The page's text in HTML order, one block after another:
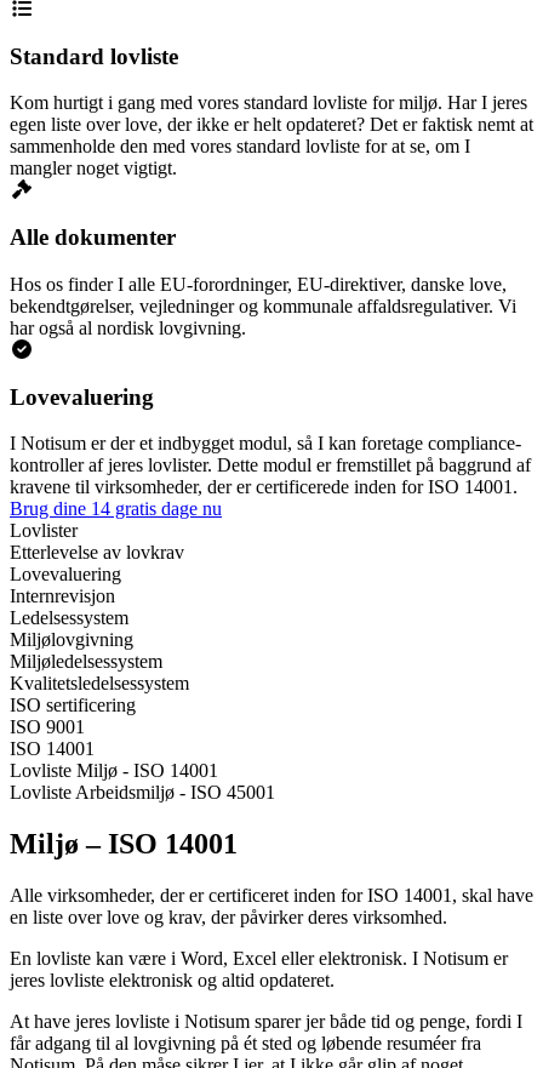
Standard lovliste
Kom hurtigt i gang med vores standard lovliste for miljø. Har I jeres
egen liste over love, der ikke er helt opdateret? Det er faktisk nemt at
sammenholde den med vores standard lovliste for at se, om I
mangler noget vigtigt.
Alle dokumenter
Hos os finder I alle EU-forordninger, EU-direktiver, danske love,
bekendtgørelser, vejledninger og kommunale affaldsregulativer. Vi
har også al nordisk lovgivning.
Lovevaluering
I Notisum er der et indbygget modul, så I kan foretage compliance-
kontroller af jeres lovlister. Dette modul er fremstillet på baggrund af
kravene til virksomheder, der er certificerede inden for ISO 14001.
Brug dine 14 gratis dage nu
Lovlister
Etterlevelse av lovkrav
Lovevaluering
Internrevisjon
Ledelsessystem
Miljølovgivning
Miljøledelsessystem
Kvalitetsledelsessystem
ISO sertificering
ISO 9001
ISO 14001
Lovliste Miljø - ISO 14001
Lovliste Arbeidsmiljø - ISO 45001
Miljø – ISO 14001
Alle virksomheder, der er certificeret inden for ISO 14001, skal have
en liste over love og krav, der påvirker deres virksomhed.
En lovliste kan være i Word, Excel eller elektronisk. I Notisum er
jeres lovliste elektronisk og altid opdateret.
At have jeres lovliste i Notisum sparer jer både tid og penge, fordi I
får adgang til al lovgivning på ét sted og løbende resuméer fra